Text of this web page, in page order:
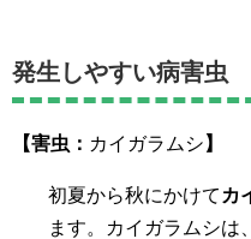
発生しやすい病害虫
【害虫： カイガラムシ 】
初夏から秋にかけて カ
ます。カイガラムシは